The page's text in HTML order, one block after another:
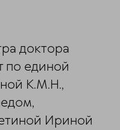
доктора
по единой
К.М.Н.,
Ириной